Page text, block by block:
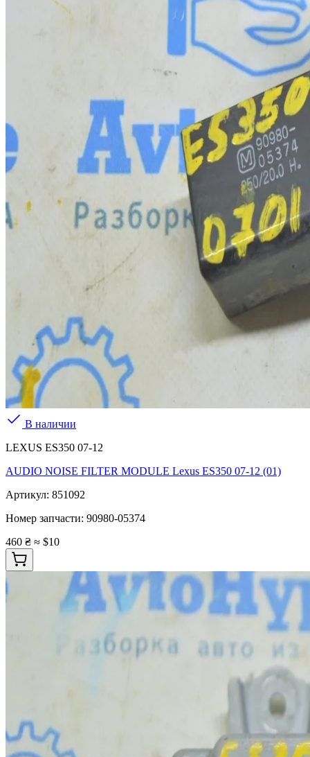
В наличии
LEXUS ES350 07-12
AUDIO NOISE FILTER MODULE Lexus ES350 07-12 (01)
Артикул: 851092
Номер запчасти: 90980-05374
460 ₴ ≈ $10